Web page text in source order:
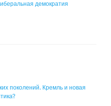
демократия
поколений. Кремль и новая